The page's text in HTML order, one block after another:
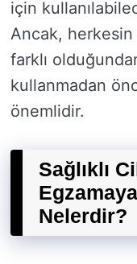
için
Ancak, herkesin
farklı
kullanmadan
önemlidir.
Sağlıklı
Nelerdir?